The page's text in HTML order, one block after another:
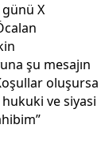
X
şu mesajın
oluşursa
ve siyasi